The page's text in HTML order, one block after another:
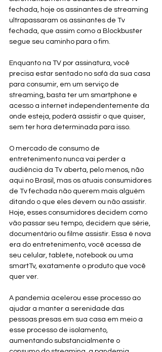
fechada, hoje os assinantes de streaming
ultrapassaram os assinantes de Tv
fechada, que assim como a Blockbuster
segue seu caminho para o fim.
Enquanto na TV por assinatura, você
precisa estar sentado no sofá da sua casa
para consumir, em um serviço de
streaming, basta ter um smartphone e
acesso a internet independentemente da
onde esteja, poderá assistir o que quiser,
sem ter hora determinada para isso.
O mercado de consumo de
entretenimento nunca vai perder a
audiência da Tv aberta, pelo menos, não
aqui no Brasil, mas os atuais consumidores
de Tv fechada não querem mais alguém
ditando o que eles devem ou não assistir.
Hoje, esses consumidores decidem como
vão passar seu tempo, decidem que série,
documentário ou filme assistir. Essa é nova
era do entretenimento, você acessa de
seu celular, tablete, notebook ou uma
smartTv, exatamente o produto que você
quer ver.
A pandemia acelerou esse processo ao
ajudar a manter a serenidade das
pessoas presas em sua casa em meio a
esse processo de isolamento,
aumentando substancialmente o